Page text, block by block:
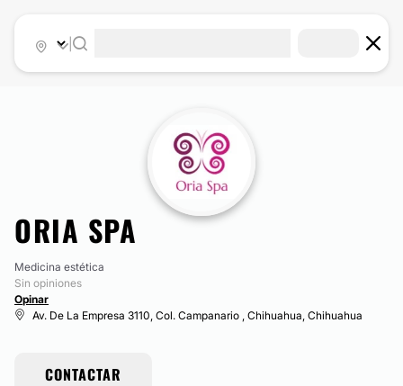
ORIA SPA
Medicina estética
Sin opiniones
Opinar
Av. De La Empresa 3110, Col. Campanario , Chihuahua, Chihuahua
CONTACTAR